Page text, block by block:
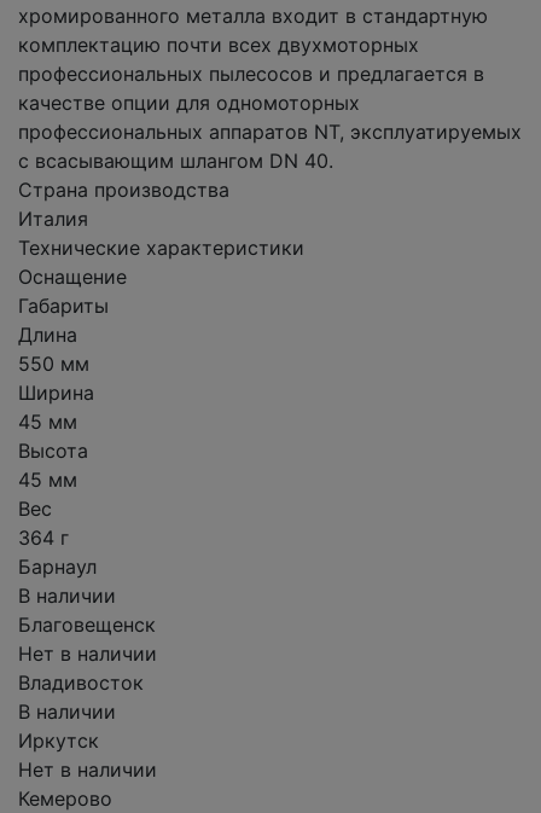
хромированного металла входит в стандартную
комплектацию почти всех двухмоторных
профессиональных пылесосов и предлагается в
качестве опции для одномоторных
профессиональных аппаратов NT, эксплуатируемых
с всасывающим шлангом DN 40.
Страна производства
Италия
Технические характеристики
Оснащение
Габариты
Длина
550 мм
Ширина
45 мм
Высота
45 мм
Вес
364 г
Барнаул
В наличии
Благовещенск
Нет в наличии
Владивосток
В наличии
Иркутск
Нет в наличии
Кемерово